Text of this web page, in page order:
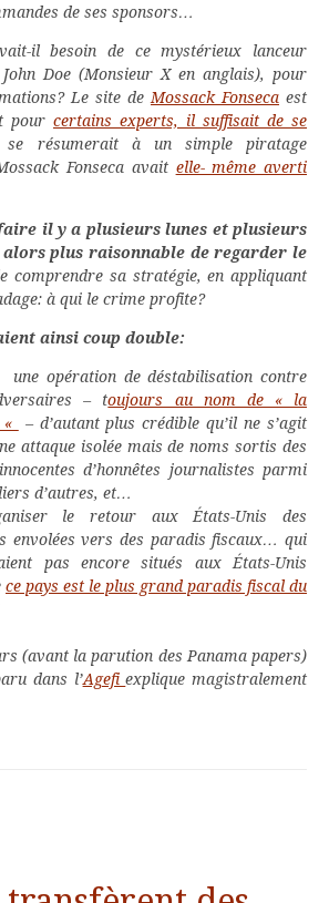
de ses sponsors…
il besoin de ce mystérieux lanceur
Doe (Monsieur X en anglais), pour
Le site de Mossack Fonseca est
pour certains experts, il suffisait de se
se résumerait à un simple piratage
Fonseca avait elle- même averti
il y a plusieurs lunes et plusieurs
plus raisonnable de regarder le
comprendre sa stratégie, en appliquant
à qui le crime profite?
ainsi coup double:
une opération de déstabilisation contre
– toujours au nom de « la
«
– d’autant plus crédible qu’il ne s’agit
attaque isolée mais de noms sortis des
d’honnêtes journalistes parmi
d’autres, et…
le retour aux États-Unis des
envolées vers des paradis fiscaux… qui
pas encore situés aux États-Unis
ce pays est le plus grand paradis fiscal du
(avant la parution des Panama papers)
dans l’Agefiexplique magistralement